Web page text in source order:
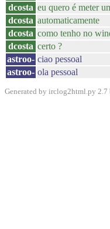
dcosta eu quero é meter
dcosta automaticamente
dcosta como tenho no
dcosta certo ?
astroo- ciao pessoal
astroo- ola pessoal
Generated by irclog2html.py 2.7